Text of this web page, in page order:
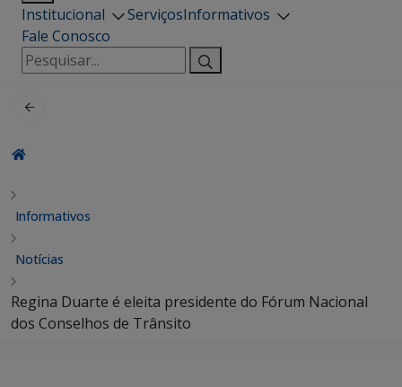
Institucional ServiçosInformativos
Fale Conosco
Pesquisar
por:
Informativos
Notícias
Regina Duarte é eleita presidente do Fórum Nacional
dos Conselhos de Trânsito